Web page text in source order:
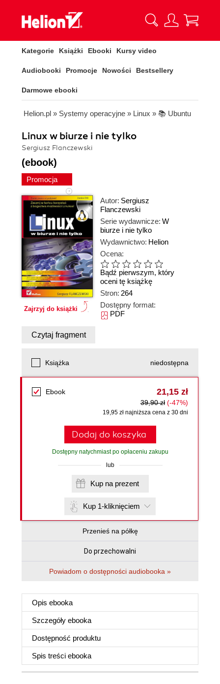
Kategorie Książki Ebooki Kursy video
Audiobooki Promocje Nowości Bestsellery
Darmowe ebooki
Helion.pl » Systemy operacyjne » Linux » 📚 Ubuntu
Linux w biurze i nie tylko
Sergiusz Flanczewski
(ebook)
Promocja
Zajrzyj do książki
Autor: Sergiusz
Flanczewski
Serie wydawnicze: W
biurze i nie tylko
Wydawnictwo: Helion
Ocena:
Bądź pierwszym, który
oceni tę książkę
Stron: 264
Dostępny format:
PDF
Czytaj fragment
Książka niedostępna
Ebook 21,15 zł
39,90 zł (-47%)
19,95 zł najniższa cena z 30 dni
Dodaj do koszyka
Dostępny natychmiast po opłaceniu zakupu
lub
Kup na prezent
Kup 1-kliknięciem
Przenieś na półkę
Do przechowalni
Powiadom o dostępności audiobooka »
Opis ebooka
Szczegóły ebooka
Dostępność produktu
Spis treści ebooka